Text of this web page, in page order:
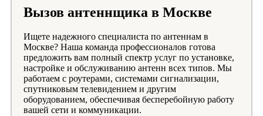
Вызов антеннщика в Москве
Ищете надежного специалиста по антеннам в
Москве? Наша команда профессионалов готова
предложить вам полный спектр услуг по установке,
настройке и обслуживанию антенн всех типов. Мы
работаем с роутерами, системами сигнализации,
спутниковым телевидением и другим
оборудованием, обеспечивая бесперебойную работу
вашей сети и коммуникации.